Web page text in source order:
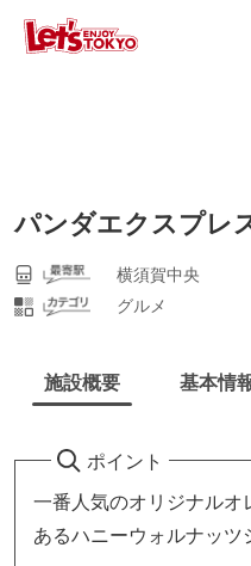
パンダエクスプレ
横須賀中央
グルメ
施設概要 基本情
ポイント
一番人気のオリジナル
あるハニーウォルナッ